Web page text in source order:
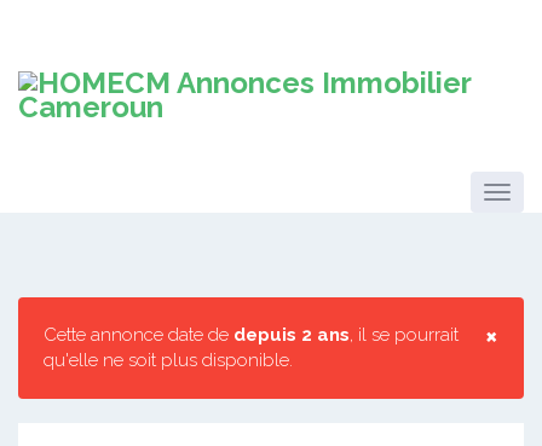
×
Cette annonce date de depuis 2 ans, il se pourrait
qu'elle ne soit plus disponible.